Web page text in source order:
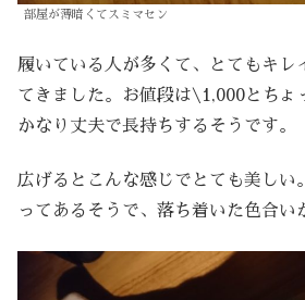
部屋が薄暗くてスミマセン
履いている人が多くて、とてもキレ
てきました。お値段は\1,000とちょ
かなり丈夫で長持ちするそうです。
広げるとこんな感じでとても美しい
ってあるそうで、落ち着いた色合い